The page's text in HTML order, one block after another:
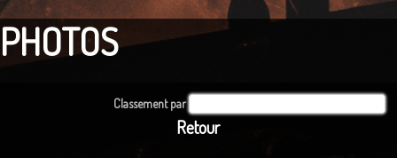
PHOTOS
Classement par
Retour
▼